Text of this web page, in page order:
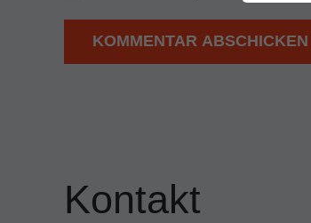
KOMMENTAR ABSCHICKEN
Kontakt